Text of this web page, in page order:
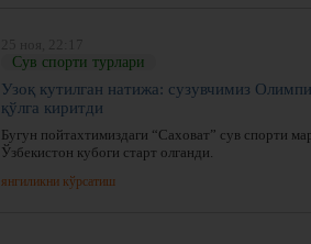
Сув спорти турлари
Узоқ кутилган натижа: сузувчимиз
қўлга киритди
Бугун пойтахтимиздаги “Саховат” сув спорти
Ўзбекистон кубоги старт олганди.
янгиликни кўрсатиш